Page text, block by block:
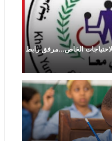
الخاص...مرفق رابط